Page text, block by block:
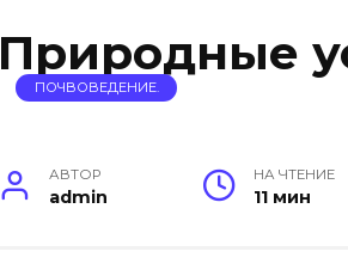
Природные
ПОЧВОВЕДЕНИЕ.
АВТОР
admin
НА ЧТЕНИЕ
11 мин